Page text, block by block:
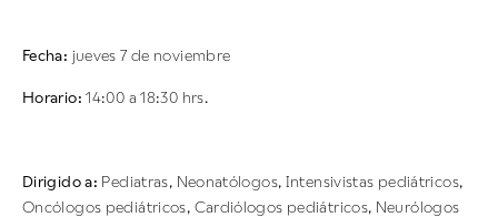
Fecha: jueves 7 de noviembre
Horario:14:00 a 18:30 hrs.
Dirigido a: Pediatras, Neonatólogos, Intensivistas pediátricos,
Oncólogos pediátricos, Cardiólogos pediátricos, Neurólogos